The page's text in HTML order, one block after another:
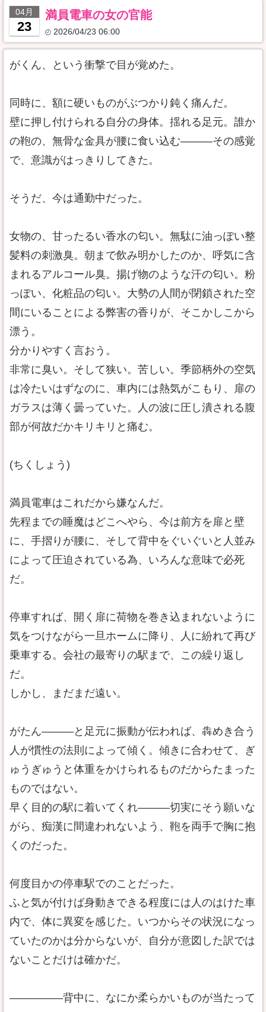
04月
23
満員電車の女の官能
2026/04/23 06:00
がくん、という衝撃で目が覚めた。
同時に、額に硬いものがぶつかり鈍く痛んだ。
壁に押し付けられる自分の身体。揺れる足元。誰か
の鞄の、無骨な金具が腰に食い込む―――その感覚
で、意識がはっきりしてきた。
そうだ、今は通勤中だった。
女物の、甘ったるい香水の匂い。無駄に油っぽい整
髪料の刺激臭。朝まで飲み明かしたのか、呼気に含
まれるアルコール臭。揚げ物のような汗の匂い。粉
っぽい、化粧品の匂い。大勢の人間が閉鎖された空
間にいることによる弊害の香りが、そこかしこから
漂う。
分かりやすく言おう。
非常に臭い。そして狭い。苦しい。季節柄外の空気
は冷たいはずなのに、車内には熱気がこもり、扉の
ガラスは薄く曇っていた。人の波に圧し潰される腹
部が何故だかキリキリと痛む。
(ちくしょう)
満員電車はこれだから嫌なんだ。
先程までの睡魔はどこへやら、今は前方を扉と壁
に、手摺りが腰に、そして背中をぐいぐいと人並み
によって圧迫されている為、いろんな意味で必死
だ。
停車すれば、開く扉に荷物を巻き込まれないように
気をつけながら一旦ホームに降り、人に紛れて再び
乗車する。会社の最寄りの駅まで、この繰り返し
だ。
しかし、まだまだ遠い。
がたん―――と足元に振動が伝われば、犇めき合う
人が慣性の法則によって傾く。傾きに合わせて、ぎ
ゅうぎゅうと体重をかけられるものだからたまった
ものではない。
早く目的の駅に着いてくれ―――切実にそう願いな
がら、痴漢に間違われないよう、鞄を両手で胸に抱
くのだった。
何度目かの停車駅でのことだった。
ふと気が付けば身動きできる程度には人のはけた車
内で、体に異変を感じた。いつからその状況になっ
ていたのかは分からないが、自分が意図した訳では
ないことだけは確かだ。
―――――背中に、なにか柔らかいものが当たって